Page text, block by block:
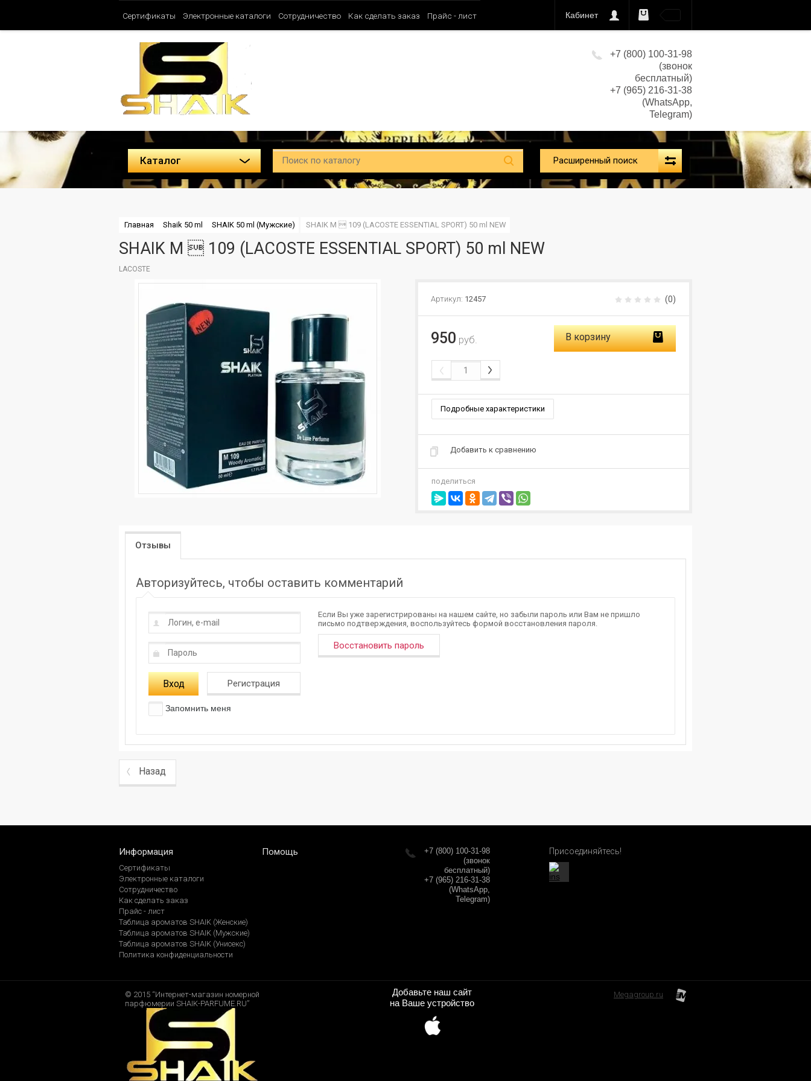
Кабинет
Сертификаты Электронные каталоги Сотрудничество Как сделать заказ Прайс - лист
Таблица ароматов SHAIK (Женские)
Политика конфиденциальности
+7 (800) 100-31-98
(звонок
бесплатный)
+7 (965) 216-31-38
(WhatsApp,
Telegram)
Каталог Расширенный поиск
Главная Shaik 50 ml SHAIK 50 ml (Мужские) SHAIK M  109 (LACOSTE ESSENTIAL SPORT) 50 ml NEW
SHAIK M  109 (LACOSTE ESSENTIAL SPORT) 50 ml NEW
LACOSTE
Артикул: 12457 (0)
950 руб. В корзину
Подробные характеристики
Добавить к сравнению
поделиться
Отзывы
Авторизуйтесь, чтобы оставить комментарий
Вход Регистрация
Запомнить меня
Если Вы уже зарегистрированы на нашем сайте, но забыли пароль или Вам не пришло
письмо подтверждения, воспользуйтесь формой восстановления пароля.
Восстановить пароль
Назад
Информация
Сертификаты
Электронные каталоги
Сотрудничество
Как сделать заказ
Прайс - лист
Таблица ароматов SHAIK (Женские)
Таблица ароматов SHAIK (Мужские)
Таблица ароматов SHAIK (Унисекс)
Политика конфиденциальности
Помощь Присоединяйтесь!
+7 (800) 100-31-98
(звонок
бесплатный)
+7 (965) 216-31-38
(WhatsApp,
Telegram)
© 2015 “Интернет-магазин номерной
парфюмерии SHAIK-PARFUME.RU”
Добавьте наш сайт
на Ваше устройство
Megagroup.ru